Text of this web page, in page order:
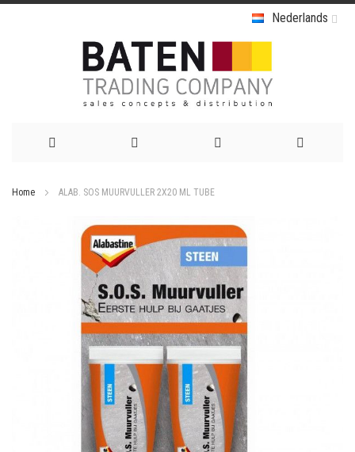
Nederlands
Home ALAB. SOS MUURVULLER 2X20 ML TUBE